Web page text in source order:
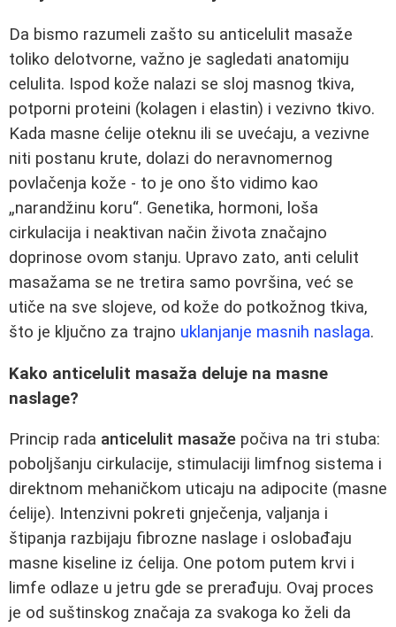
Da bismo razumeli zašto su anticelulit masaže
toliko delotvorne, važno je sagledati anatomiju
celulita. Ispod kože nalazi se sloj masnog tkiva,
potporni proteini (kolagen i elastin) i vezivno tkivo.
Kada masne ćelije oteknu ili se uvećaju, a vezivne
niti postanu krute, dolazi do neravnomernog
povlačenja kože - to je ono što vidimo kao
„narandžinu koru“. Genetika, hormoni, loša
cirkulacija i neaktivan način života značajno
doprinose ovom stanju. Upravo zato, anti celulit
masažama se ne tretira samo površina, već se
utiče na sve slojeve, od kože do potkožnog tkiva,
što je ključno za trajno uklanjanje masnih naslaga.
Kako anticelulit masaža deluje na masne
naslage?
Princip rada anticelulit masaže počiva na tri stuba:
poboljšanju cirkulacije, stimulaciji limfnog sistema i
direktnom mehaničkom uticaju na adipocite (masne
ćelije). Intenzivni pokreti gnječenja, valjanja i
štipanja razbijaju fibrozne naslage i oslobađaju
masne kiseline iz ćelija. One potom putem krvi i
limfe odlaze u jetru gde se prerađuju. Ovaj proces
je od suštinskog značaja za svakoga ko želi da